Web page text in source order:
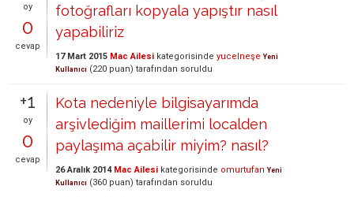
oy
0
cevap
fotoğrafları kopyala yapıştır nasıl
yapabiliriz
17 Mart 2015 Mac Ailesi kategorisinde yucelneşe Yeni
Kullanıcı (220 puan) tarafından soruldu
+1
oy
0
cevap
Kota nedeniyle bilgisayarımda
arşivlediğim maillerimi localden
paylaşıma açabilir miyim? nasıl?
26 Aralık 2014 Mac Ailesi kategorisinde omurtufan Yeni
Kullanıcı (360 puan) tarafından soruldu